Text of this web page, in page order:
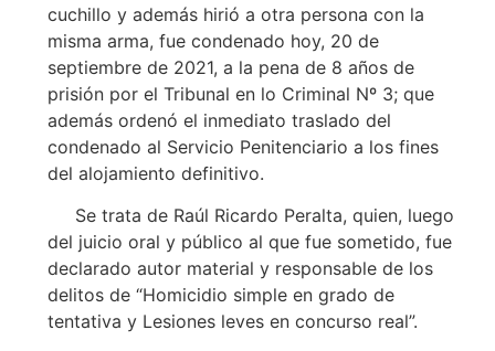
cuchillo y además hirió a otra persona con la
misma arma, fue condenado hoy, 20 de
septiembre de 2021, a la pena de 8 años de
prisión por el Tribunal en lo Criminal Nº 3; que
además ordenó el inmediato traslado del
condenado al Servicio Penitenciario a los fines
del alojamiento definitivo.
Se trata de Raúl Ricardo Peralta, quien, luego
del juicio oral y público al que fue sometido, fue
declarado autor material y responsable de los
delitos de “Homicidio simple en grado de
tentativa y Lesiones leves en concurso real”.